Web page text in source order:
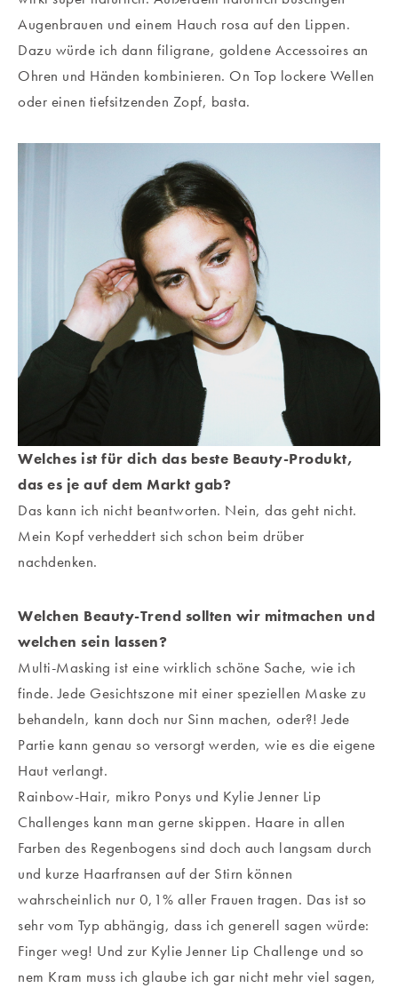
Augenbrauen und einem Hauch rosa auf den Lippen.
Dazu würde ich dann filigrane, goldene Accessoires an
Ohren und Händen kombinieren. On Top lockere Wellen
oder einen tiefsitzenden Zopf, basta.
Welches ist für dich das beste Beauty-Produkt,
das es je auf dem Markt gab?
Das kann ich nicht beantworten. Nein, das geht nicht.
Mein Kopf verheddert sich schon beim drüber
nachdenken.
Welchen Beauty-Trend sollten wir mitmachen und
welchen sein lassen?
Multi-Masking ist eine wirklich schöne Sache, wie ich
finde. Jede Gesichtszone mit einer speziellen Maske zu
behandeln, kann doch nur Sinn machen, oder?! Jede
Partie kann genau so versorgt werden, wie es die eigene
Haut verlangt.
Rainbow-Hair, mikro Ponys und Kylie Jenner Lip
Challenges kann man gerne skippen. Haare in allen
Farben des Regenbogens sind doch auch langsam durch
und kurze Haarfransen auf der Stirn können
wahrscheinlich nur 0,1% aller Frauen tragen. Das ist so
sehr vom Typ abhängig, dass ich generell sagen würde:
Finger weg! Und zur Kylie Jenner Lip Challenge und so
nem Kram muss ich glaube ich gar nicht mehr viel sagen,